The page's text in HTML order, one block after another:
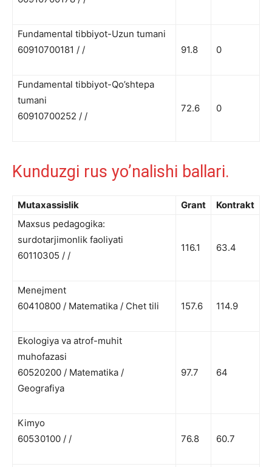
Fundamental tibbiyot-Uzun tumani
60910700181 / /
91.8 0
Fundamental tibbiyot-Qo’shtepa
tumani
60910700252 / /
72.6 0
Kunduzgi rus yo’nalishi ballari.
Mutaxassislik Grant
Kontrakt
Maxsus pedagogika:
surdotarjimonlik faoliyati
60110305 / /
116.1 63.4
Menejment
60410800 / Matematika / Chet tili
157.6 114.9
Ekologiya va atrof-muhit
muhofazasi
60520200 / Matematika /
Geografiya
97.7 64
Kimyo
60530100 / /
76.8 60.7